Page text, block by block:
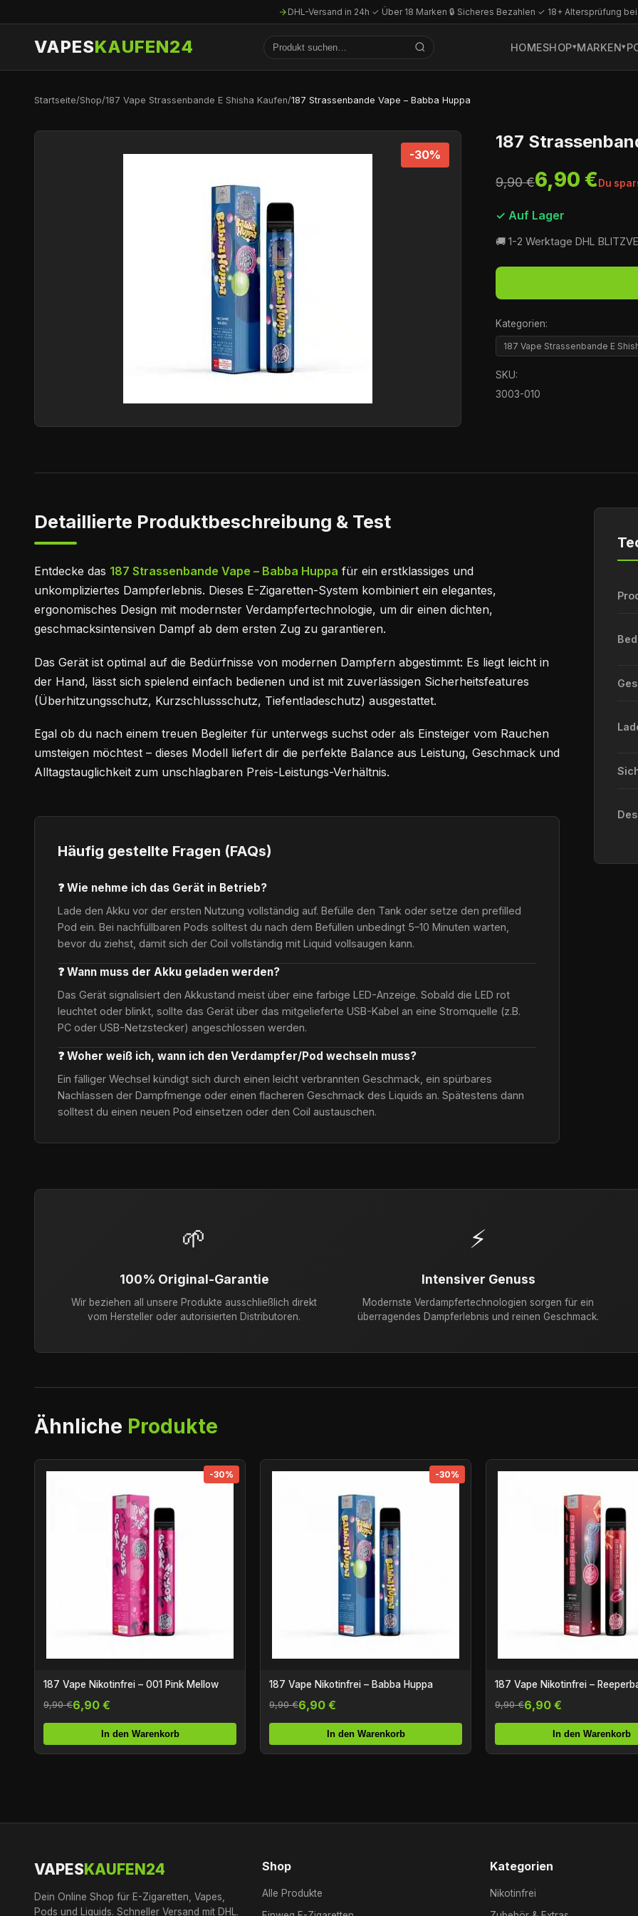
DHL-Versand in 24h·✓ Über 18 Marken·🔒 Sicheres Bezahlen·✓ 18+ Altersprüfung
VAPESKAUFEN24 HOMESHOP MARKEN
Startseite/Shop/187 Vape Strassenbande E Shisha Kaufen/187 Strassenbande Vape – Babba Huppa
-30%
187
9,90 €6,90 €Du
✓ Auf Lager
🚚 1-2 Werktage DHL
Kategorien:
187 Vape Strassenbande E
SKU:
3003-010
Detaillierte Produktbeschreibung & Test
Entdecke das 187 Strassenbande Vape – Babba Huppa für ein erstklassiges und
unkompliziertes Dampferlebnis. Dieses E-Zigaretten-System kombiniert ein elegantes,
ergonomisches Design mit modernster Verdampfertechnologie, um dir einen dichten,
geschmacksintensiven Dampf ab dem ersten Zug zu garantieren.
Das Gerät ist optimal auf die Bedürfnisse von modernen Dampfern abgestimmt: Es liegt leicht in
der Hand, lässt sich spielend einfach bedienen und ist mit zuverlässigen Sicherheitsfeatures
(Überhitzungsschutz, Kurzschlussschutz, Tiefentladeschutz) ausgestattet.
Egal ob du nach einem treuen Begleiter für unterwegs suchst oder als Einsteiger vom Rauchen
umsteigen möchtest – dieses Modell liefert dir die perfekte Balance aus Leistung, Geschmack und
Alltagstauglichkeit zum unschlagbaren Preis-Leistungs-Verhältnis.
Häufig gestellte Fragen (FAQs)
❓ Wie nehme ich das Gerät in Betrieb?
Lade den Akku vor der ersten Nutzung vollständig auf. Befülle den Tank oder setze den prefilled
Pod ein. Bei nachfüllbaren Pods solltest du nach dem Befüllen unbedingt 5–10 Minuten warten,
bevor du ziehst, damit sich der Coil vollständig mit Liquid vollsaugen kann.
❓ Wann muss der Akku geladen werden?
Das Gerät signalisiert den Akkustand meist über eine farbige LED-Anzeige. Sobald die LED rot
leuchtet oder blinkt, sollte das Gerät über das mitgelieferte USB-Kabel an eine Stromquelle (z.B.
PC oder USB-Netzstecker) angeschlossen werden.
❓ Woher weiß ich, wann ich den Verdampfer/Pod wechseln muss?
Ein fälliger Wechsel kündigt sich durch einen leicht verbrannten Geschmack, ein spürbares
Nachlassen der Dampfmenge oder einen flacheren Geschmack des Liquids an. Spätestens dann
solltest du einen neuen Pod einsetzen oder den Coil austauschen.
🌱
100% Original-Garantie
Wir beziehen all unsere Produkte ausschließlich direkt
vom Hersteller oder autorisierten Distributoren.
⚡
Intensiver Genuss
Modernste Verdampfertechnologien sorgen für ein
überragendes Dampferlebnis und reinen Geschmack.
Ähnliche Produkte
-30%
187 Vape Nikotinfrei – 001 Pink Mellow
9,90 €6,90 €
In den Warenkorb
-30%
187 Vape Nikotinfrei – Babba Huppa
9,90 €6,90 €
In den Warenkorb
187 Vape Nikotinfrei –
9,90 €6,90 €
In den Warenkorb
VAPESKAUFEN24
Dein Online Shop für E-Zigaretten, Vapes,
Pods und Liquids. Schneller Versand mit DHL.
Shop
Alle Produkte
Kategorien
Nikotinfrei